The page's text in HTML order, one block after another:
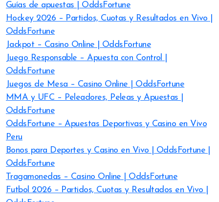
Guías de apuestas | OddsFortune
Hockey 2026 – Partidos, Cuotas y Resultados en Vivo |
OddsFortune
Jackpot – Casino Online | OddsFortune
Juego Responsable – Apuesta con Control |
OddsFortune
Juegos de Mesa – Casino Online | OddsFortune
MMA y UFC – Peleadores, Peleas y Apuestas |
OddsFortune
OddsFortune – Apuestas Deportivas y Casino en Vivo
Peru
Bonos para Deportes y Casino en Vivo | OddsFortune |
OddsFortune
Tragamonedas – Casino Online | OddsFortune
Futbol 2026 – Partidos, Cuotas y Resultados en Vivo |